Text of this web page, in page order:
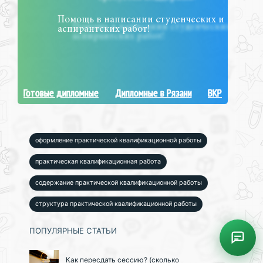
Помощь в написании студенческих и
аспирантских работ!
Готовые дипломные Дипломные в Рязани ВКР
оформление практической квалификационной работы
практическая квалификационная работа
содержание практической квалификационной работы
структура практической квалификационной работы
ПОПУЛЯРНЫЕ СТАТЬИ
Как пересдать сессию? (сколько